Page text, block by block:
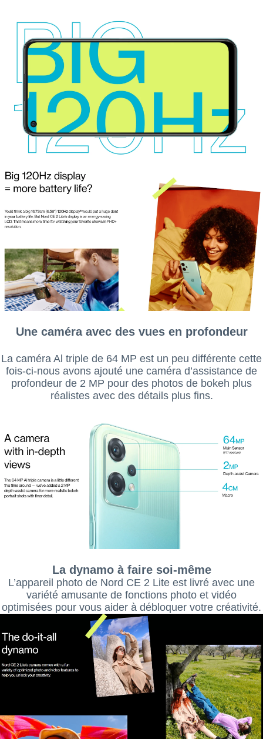
Une caméra avec des vues en profondeur
La caméra Al triple de 64 MP est un peu différente cette
fois-ci-nous avons ajouté une caméra d’assistance de
profondeur de 2 MP pour des photos de bokeh plus
réalistes avec des détails plus fins.
La dynamo à faire soi-même
L’appareil photo de Nord CE 2 Lite est livré avec une
variété amusante de fonctions photo et vidéo
optimisées pour vous aider à débloquer votre créativité.